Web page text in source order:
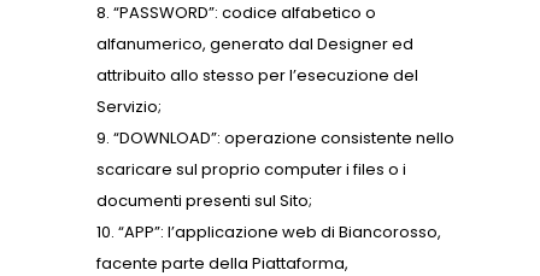
“PASSWORD”: codice alfabetico o
alfanumerico, generato dal Designer ed
attribuito allo stesso per l’esecuzione del
Servizio;
“DOWNLOAD”: operazione consistente nello
scaricare sul proprio computer i files o i
documenti presenti sul Sito;
“APP”: l’applicazione web di Biancorosso,
facente parte della Piattaforma,